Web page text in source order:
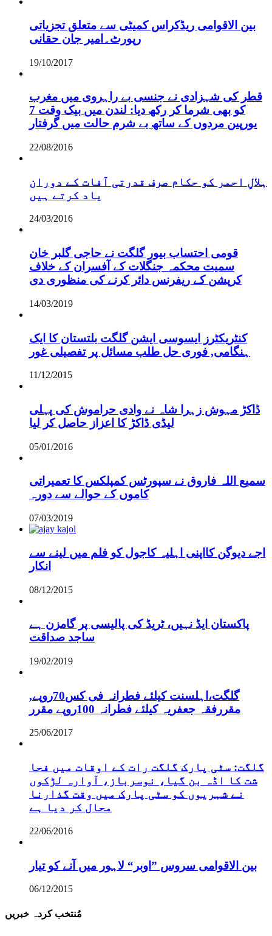
بین الاقوامی ریڈکراس کمیٹی سے متعلق تجزیاتی
رپورٹ۔امیر جان حقانی
19/10/2017
قطر کی شہزادی نے جنسی بے راہروی میں مغرب
کو بھی شرما کر رکھ دیا: لندن میں بیک وقت 7
یورپین مردوں کے ساتھ بے شرم حالت میں گرفتار
22/08/2016
ہلالِ احمر کو حکام صرف قدرتی آفات کے دوران
یاد کرتے ہیں
24/03/2016
قومی احتساب بیور گلگت نے حاجی گلبر خان
سمیت محکمہ جنگلات کے آفسران کے خلاف
کرپشن کے ریفرنس دائر کرنے کی منظوری دی
14/03/2019
کنٹریکٹرز ایسوسی ایشن گلگت بلتستان کا ایک
ہنگامی, فوری حل طلب مسائل پر تفصیلی غور
11/12/2015
ڈاکڑ مہوش زہرا شاہ نے وادی حراموش کی پہلی
لیڈی ڈاکڑ کا اعزاز حاصل کر لیا
05/01/2016
سمیع اللہ فاروق نے سپورٹس کمپلکس کا تعمیراتی
کاموں کے حوالے سے دورہ
07/03/2019
اجے دیوگن کااپنی اہلیہ کاجول کو فلم میں لینے سے
انکار
08/12/2015
پاکستان ایڈ نہیں، ٹریڈ کی پالیسی پر گامزن ہے
ساجد صداقت
19/02/2019
,گلگت،اہلسنت کیلئے فطرانہ فی کس70روپے
مقررفقہ جعفریہ کیلئے فطرانہ 100روپے مقرر
25/06/2017
گلگت: سٹی پارک گلگت رات کے اوقات میں فحا
شت کا اڈہ بن گیا، نوسرباز، آوارہ لڑکوں
نے شہریوں کو سٹی پارک میں وقت گذارنا
محال کر دیا ہے
22/06/2016
بین الاقوامی سروس ”اوبر“ لاہور میں آنے کو تیار
06/12/2015
مُنتخب کردہ خبریں